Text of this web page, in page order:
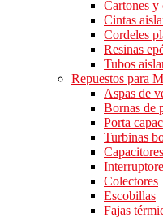
Cartones y
Cintas
Cordeles
Resinas
Tubos
Repuestos para
Aspas de
Bornas de
Porta
Turbinas
Capacitores
Colectores
Escobillas
Fajas